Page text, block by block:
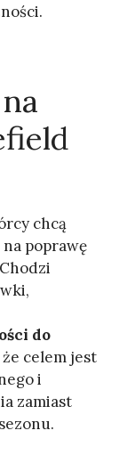
chcą
poprawę
do
celem jest
i
zamiast